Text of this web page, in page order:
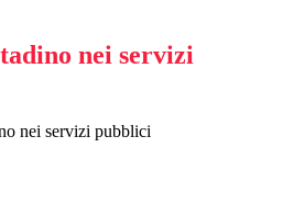
nei servizi
nei servizi pubblici